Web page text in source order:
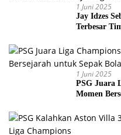
1 Juni 2025
Jay Idzes
Terbesar
1 Juni 2025
PSG Juara
Momen